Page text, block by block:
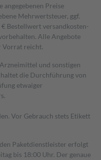
angegebenen Preise
Mehrwertsteuer, ggf.
€ Bestell­wert versand­kosten­
Alle Angebote
Vorrat reicht.
und sonstigen
die Durchführung von
etwaiger
Vor Gebrauch stets Etikett
Paketdienstleister erfolgt
bis 18:00 Uhr. Der genaue